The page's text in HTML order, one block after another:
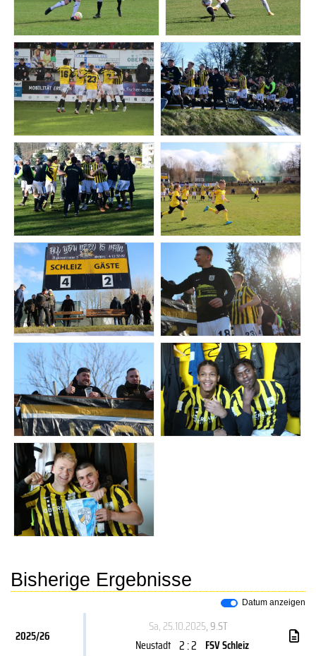
Bisherige Ergebnisse
Datum anzeigen
2025/26
Sa, 25.10.2025, 9.ST
Neustadt 2 : 2 FSV Schleiz